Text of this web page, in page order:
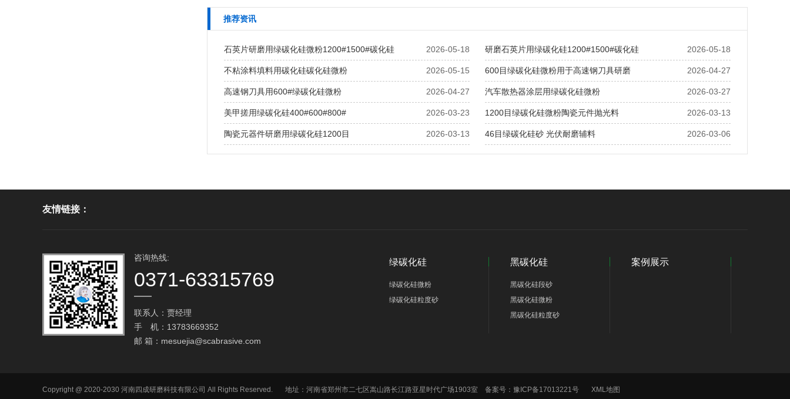
推荐资讯
2026-05-18
石英片研磨用绿碳化硅微粉1200#1500#碳化硅 2026-05-18
研磨石英片用绿碳化硅1200#1500#碳化硅
2026-05-15
不粘涂料填料用碳化硅碳化硅微粉 2026-04-27
600目绿碳化硅微粉用于高速钢刀具研磨
2026-04-27
高速钢刀具用600#绿碳化硅微粉 2026-03-27
汽车散热器涂层用绿碳化硅微粉
2026-03-23
美甲搓用绿碳化硅400#600#800# 2026-03-13
1200目绿碳化硅微粉陶瓷元件抛光料
2026-03-13
陶瓷元器件研磨用绿碳化硅1200目 2026-03-06
46目绿碳化硅砂 光伏耐磨辅料
友情链接：
咨询热线:
0371-63315769
联系人：贾经理
手 机：13783669352
邮 箱： mesuejia@scabrasive.com
绿碳化硅
绿碳化硅微粉
绿碳化硅粒度砂
黑碳化硅
黑碳化硅段砂
黑碳化硅微粉
黑碳化硅粒度砂
案例展示
Copyright @ 2020-2030 河南四成研磨科技有限公司 All Rights Reserved. 地址：河南省郑州市二七区嵩山路长江路亚星时代广场1903室 备案号： 豫ICP备17013221号 XML地图